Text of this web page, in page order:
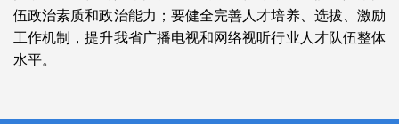
伍政治素质和政治能力；要健全完善人才培养、选拔、激励
工作机制，提升我省广播电视和网络视听行业人才队伍整体
水平。